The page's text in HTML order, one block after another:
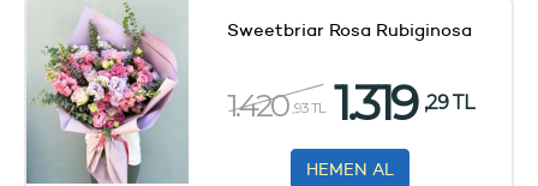
Sweetbriar Rosa Rubiginosa
1.420 ,93 TL 1.319 ,29 TL
HEMEN AL